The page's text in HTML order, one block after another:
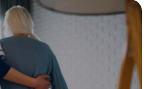
oli tal olemas, aga kõrvaltoas,